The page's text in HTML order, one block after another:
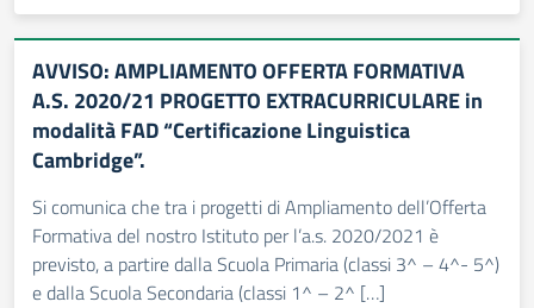
AVVISO: AMPLIAMENTO OFFERTA FORMATIVA
A.S. 2020/21 PROGETTO EXTRACURRICULARE in
modalità FAD “Certificazione Linguistica
Cambridge”.
Si comunica che tra i progetti di Ampliamento dell’Offerta
Formativa del nostro Istituto per l’a.s. 2020/2021 è
previsto, a partire dalla Scuola Primaria (classi 3^ – 4^- 5^)
e dalla Scuola Secondaria (classi 1^ – 2^ […]